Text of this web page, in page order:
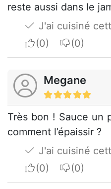
reste aussi dans le
J'ai cuisiné
I apreciateI do not
Megane
Très bon ! Sauce un
comment l’épaissir ?
J'ai cuisiné
I apreciateI do not